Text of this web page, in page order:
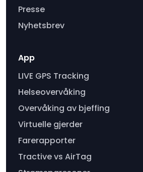
Presse
Nyhetsbrev
App
LIVE GPS Tracking
Helseovervåking
Overvåking av bjeffing
Virtuelle gjerder
Farerapporter
Tractive vs AirTag